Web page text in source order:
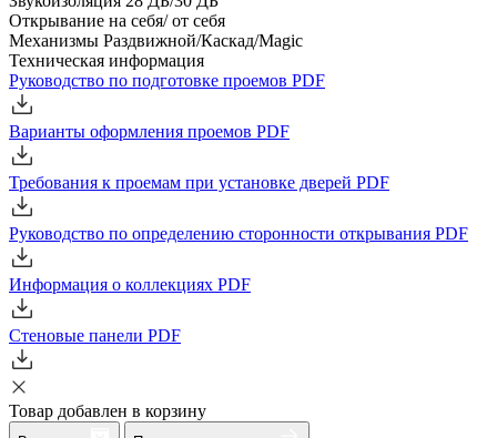
Открывание на себя/ от себя
Механизмы Раздвижной/Каскад/Magic
Техническая информация
Руководство по подготовке проемов PDF
Варианты оформления проемов PDF
Требования к проемам при установке дверей PDF
Руководство по определению сторонности открывания PDF
Информация о коллекциях PDF
Стеновые панели PDF
Товар добавлен в корзину